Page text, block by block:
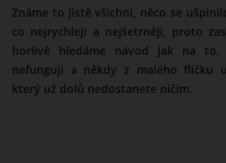
Známe to jistě všichni, něco se
co nejrychleji a nejšetrněji, proto
horlivě hledáme návod jak na to.
nefungují a někdy z malého flíčku
který už dolů nedostanete ničím.